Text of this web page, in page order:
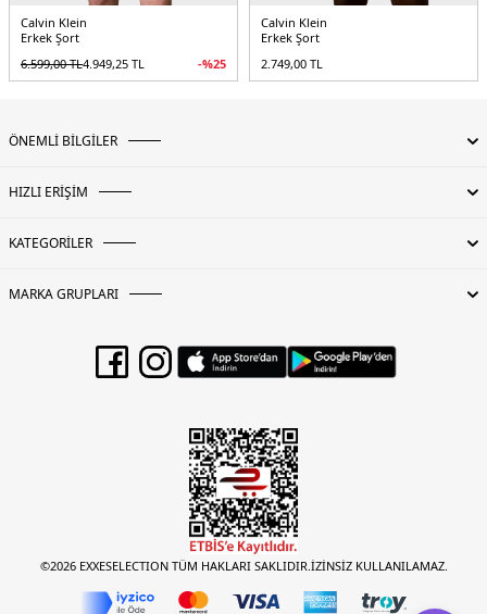
Calvin Klein
Erkek Şort
6.599,00TL4.949,25 TL -%25
Calvin Klein
Erkek Şort
2.749,00 TL
ÖNEMLİ BİLGİLER
HIZLI ERİŞİM
KATEGORİLER
MARKA GRUPLARI
©2026 EXXESELECTION TÜM HAKLARI SAKLIDIR.İZİNSİZ KULLANILAMAZ.